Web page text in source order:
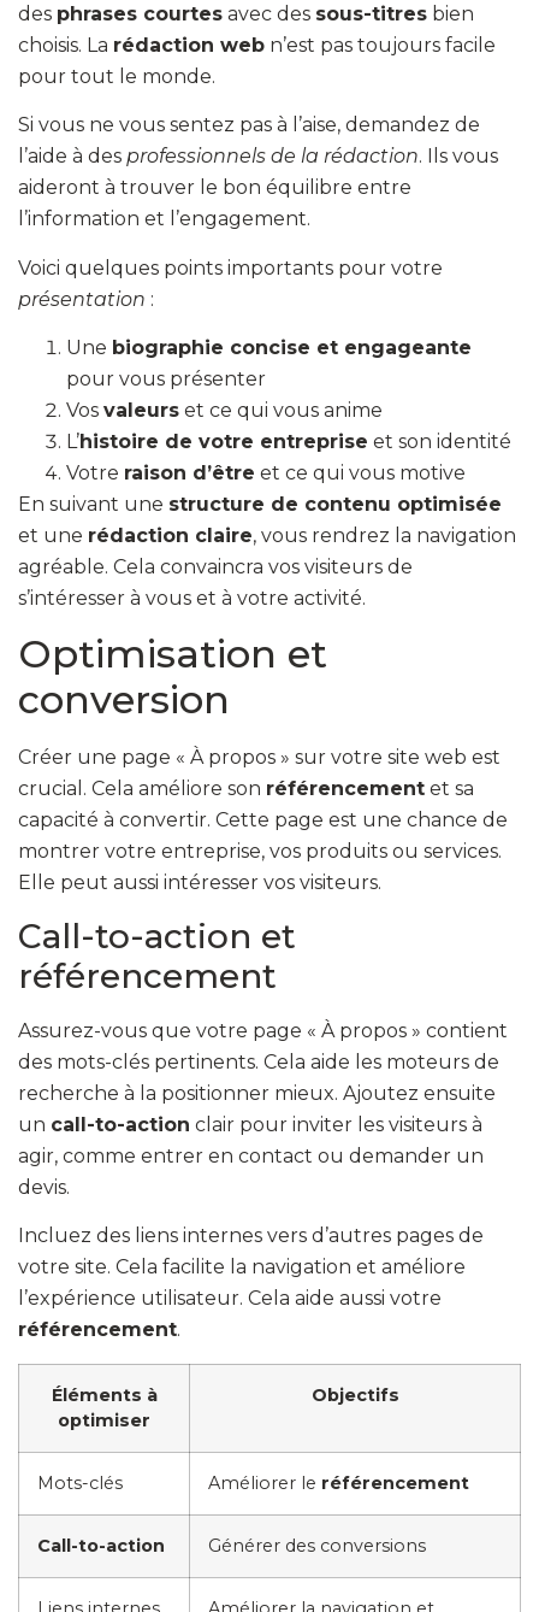
des phrases courtes avec des sous-titres bien
choisis. La rédaction web n’est pas toujours facile
pour tout le monde.
Si vous ne vous sentez pas à l’aise, demandez de
l’aide à des professionnels de la rédaction. Ils vous
aideront à trouver le bon équilibre entre
l’information et l’engagement.
Voici quelques points importants pour votre
présentation :
Une biographie concise et engageante
pour vous présenter
Vos valeurs et ce qui vous anime
L’histoire de votre entreprise et son identité
Votre raison d’être et ce qui vous motive
En suivant une structure de contenu optimisée
et une rédaction claire, vous rendrez la navigation
agréable. Cela convaincra vos visiteurs de
s’intéresser à vous et à votre activité.
Optimisation et
conversion
Créer une page « À propos » sur votre site web est
crucial. Cela améliore son référencement et sa
capacité à convertir. Cette page est une chance de
montrer votre entreprise, vos produits ou services.
Elle peut aussi intéresser vos visiteurs.
Call-to-action et
référencement
Assurez-vous que votre page « À propos » contient
des mots-clés pertinents. Cela aide les moteurs de
recherche à la positionner mieux. Ajoutez ensuite
un call-to-action clair pour inviter les visiteurs à
agir, comme entrer en contact ou demander un
devis.
Incluez des liens internes vers d’autres pages de
votre site. Cela facilite la navigation et améliore
l’expérience utilisateur. Cela aide aussi votre
référencement.
Éléments à
optimiser
Objectifs
Mots-clés Améliorer le référencement
Call-to-action Générer des conversions